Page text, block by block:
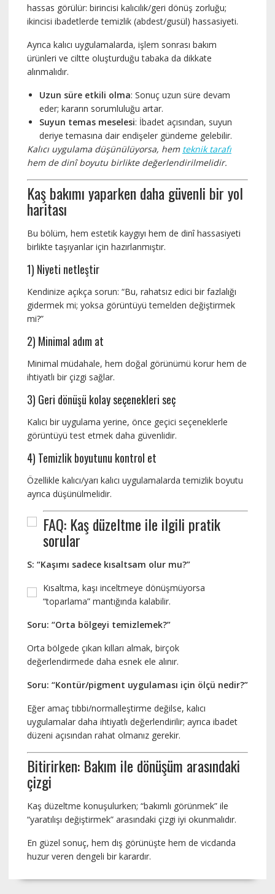
hassas görülür: birincisi kalıcılık/geri dönüş zorluğu;
ikincisi ibadetlerde temizlik (abdest/gusül) hassasiyeti.
Ayrıca kalıcı uygulamalarda, işlem sonrası bakım
ürünleri ve ciltte oluşturduğu tabaka da dikkate
alınmalıdır.
Uzun süre etkili olma: Sonuç uzun süre devam
eder; kararın sorumluluğu artar.
Suyun temas meselesi: İbadet açısından, suyun
deriye temasına dair endişeler gündeme gelebilir.
Kalıcı uygulama düşünülüyorsa, hem teknik tarafı
hem de dinî boyutu birlikte değerlendirilmelidir.
Kaş bakımı yaparken daha güvenli bir yol
haritası
Bu bölüm, hem estetik kaygıyı hem de dinî hassasiyeti
birlikte taşıyanlar için hazırlanmıştır.
1) Niyeti netleştir
Kendinize açıkça sorun: “Bu, rahatsız edici bir fazlalığı
gidermek mi; yoksa görüntüyü temelden değiştirmek
mi?”
2) Minimal adım at
Minimal müdahale, hem doğal görünümü korur hem de
ihtiyatlı bir çizgi sağlar.
3) Geri dönüşü kolay seçenekleri seç
Kalıcı bir uygulama yerine, önce geçici seçeneklerle
görüntüyü test etmek daha güvenlidir.
4) Temizlik boyutunu kontrol et
Özellikle kalıcı/yarı kalıcı uygulamalarda temizlik boyutu
ayrıca düşünülmelidir.
FAQ: Kaş düzeltme ile ilgili pratik
sorular
S: “Kaşımı sadece kısaltsam olur mu?”
Kısaltma, kaşı inceltmeye dönüşmüyorsa
“toparlama” mantığında kalabilir.
Soru: “Orta bölgeyi temizlemek?”
Orta bölgede çıkan kılları almak, birçok
değerlendirmede daha esnek ele alınır.
Soru: “Kontür/pigment uygulaması için ölçü nedir?”
Eğer amaç tıbbi/normalleştirme değilse, kalıcı
uygulamalar daha ihtiyatlı değerlendirilir; ayrıca ibadet
düzeni açısından rahat olmanız gerekir.
Bitirirken: Bakım ile dönüşüm arasındaki
çizgi
Kaş düzeltme konuşulurken; “bakımlı görünmek” ile
“yaratılışı değiştirmek” arasındaki çizgi iyi okunmalıdır.
En güzel sonuç, hem dış görünüşte hem de vicdanda
huzur veren dengeli bir karardır.